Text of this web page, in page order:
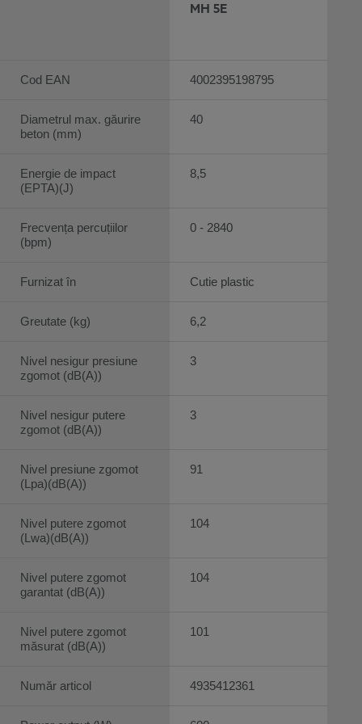
Cod EAN
Diametrul max. găurire
beton (mm)
Energie de impact
(EPTA)(J)
Frecvența percuțiilor
(bpm)
Furnizat în
Greutate (kg)
Nivel nesigur presiune
zgomot (dB(A))
Nivel nesigur putere
zgomot (dB(A))
Nivel presiune zgomot
(Lpa)(dB(A))
Nivel putere zgomot
(Lwa)(dB(A))
Nivel putere zgomot
garantat (dB(A))
Nivel putere zgomot
măsurat (dB(A))
Număr articol
MH 5E
4002395198795
40
8,5
0 - 2840
Cutie plastic
6,2
3
3
91
104
104
101
4935412361